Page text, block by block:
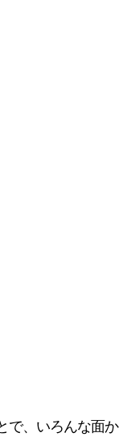
で、いろんな面か